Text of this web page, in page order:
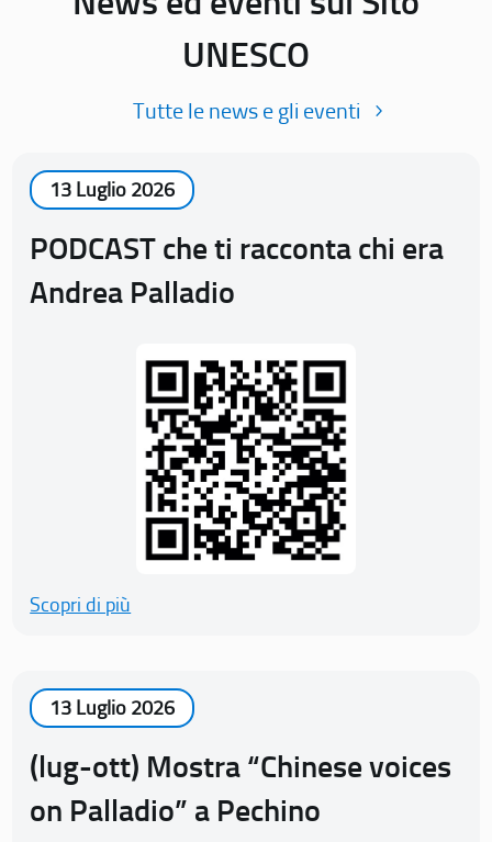
UNESCO
Tutte le news e gli eventi
13 Luglio 2026
PODCAST che ti racconta chi era
Andrea Palladio
Scopri di più
13 Luglio 2026
(lug-ott) Mostra “Chinese voices
on Palladio” a Pechino